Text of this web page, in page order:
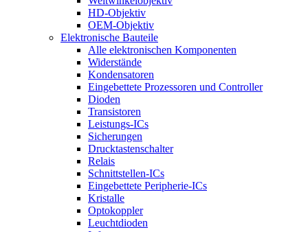
HD-Objektiv
OEM-Objektiv
Elektronische Bauteile
Alle elektronischen Komponenten
Widerstände
Kondensatoren
Eingebettete Prozessoren und Controller
Dioden
Transistoren
Leistungs-ICs
Sicherungen
Drucktastenschalter
Relais
Schnittstellen-ICs
Eingebettete Peripherie-ICs
Kristalle
Optokoppler
Leuchtdioden